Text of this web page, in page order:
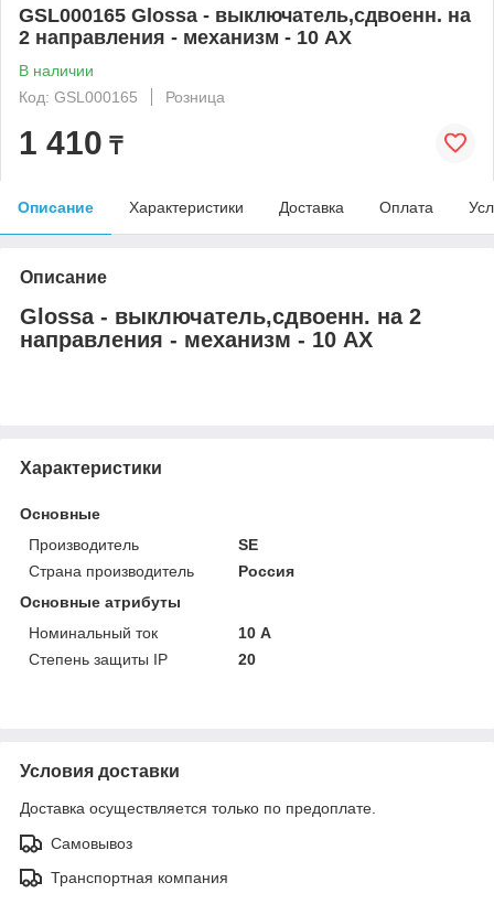
GSL000165 Glossa - выключатель,сдвоенн. на
2 направления - механизм - 10 AX
В наличии
Код: GSL000165
Розница
1 410 ₸
Описание Характеристики Доставка Оплата
Описание
Glossa - выключатель,сдвоенн. на 2
направления - механизм - 10 AX
Характеристики
Основные
Производитель
SE
Страна производитель
Россия
Основные атрибуты
Номинальный ток
10 А
Степень защиты IP
20
Условия доставки
Доставка осуществляется только по предоплате.
Самовывоз
Транспортная компания